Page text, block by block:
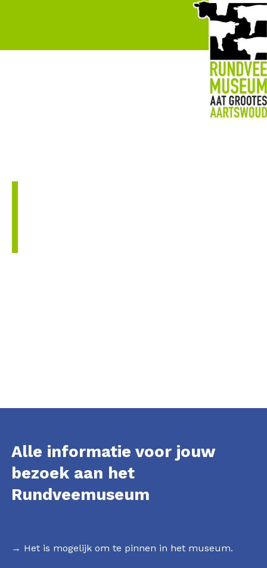
Alle informatie voor jouw
bezoek aan het
Rundveemuseum
→ Het is mogelijk om te pinnen in het museum.